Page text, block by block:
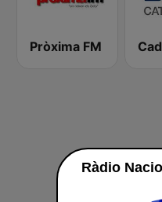
Pròxima FM